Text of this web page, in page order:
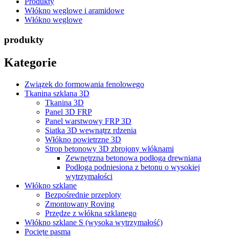
Włókno węglowe i aramidowe
Włókno węglowe
produkty
Kategorie
Związek do formowania fenolowego
Tkanina szklana 3D
Tkanina 3D
Panel 3D FRP
Panel warstwowy FRP 3D
Siatka 3D wewnątrz rdzenia
Włókno powietrzne 3D
Strop betonowy 3D zbrojony włóknami
Zewnętrzna betonowa podłoga drewniana
Podłoga podniesiona z betonu o wysokiej
wytrzymałości
Włókno szklane
Bezpośrednie przeploty
Zmontowany Roving
Przędze z włókna szklanego
Włókno szklane S (wysoka wytrzymałość)
Pocięte pasma